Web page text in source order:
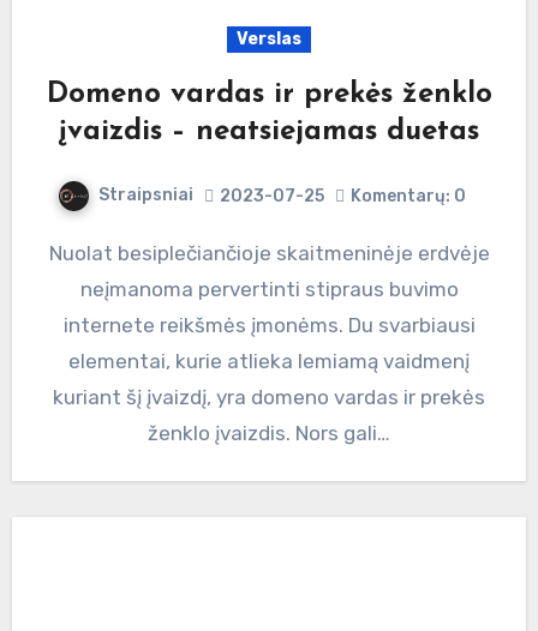
Verslas
Domeno vardas ir prekės ženklo
įvaizdis – neatsiejamas duetas
Straipsniai 2023-07-25 Komentarų: 0
Nuolat besiplečiančioje skaitmeninėje erdvėje
neįmanoma pervertinti stipraus buvimo
internete reikšmės įmonėms. Du svarbiausi
elementai, kurie atlieka lemiamą vaidmenį
kuriant šį įvaizdį, yra domeno vardas ir prekės
ženklo įvaizdis. Nors gali…